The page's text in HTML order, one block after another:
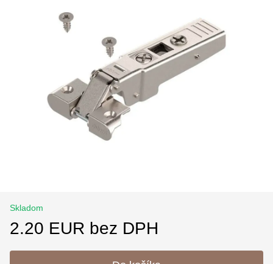
Skladom
2.20 EUR bez DPH